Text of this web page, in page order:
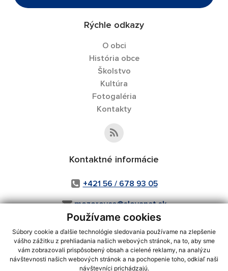
Používame cookies
Súbory cookie a ďalšie technológie sledovania používame na zlepšenie
vášho zážitku z prehliadania našich webových stránok, na to, aby sme
vám zobrazovali prispôsobený obsah a cielené reklamy, na analýzu
návštevnosti našich webových stránok a na pochopenie toho, odkiaľ naši
návštevníci prichádzajú.
Rýchle odkazy
O obci
História obce
Školstvo
Kultúra
Fotogaléria
Kontakty
Kontaktné informácie
+421 56 / 678 93 05
mozorovce@slovanet.sk
využite možnosť získavania aktuálnych informácií s využitím RSS
CMS systém (redakčný) systém ECHELON 2,Mapa stránok,web portál